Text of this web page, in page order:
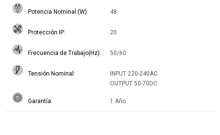
Potencia Nominal (W) 48
Protección IP 20
Frecuencia de Trabajo(Hz) 50/60
Tensión Nominal
INPUT 220-240AC
OUTPUT 50-70DC
Garantía 1 Año